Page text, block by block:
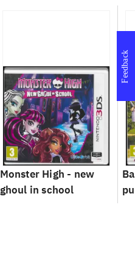
Monster High - new
ghoul in school
Feedback